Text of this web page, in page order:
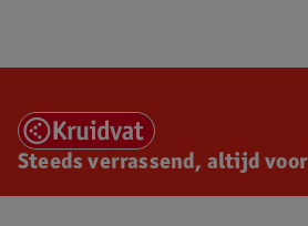
Steeds verrassend, altijd